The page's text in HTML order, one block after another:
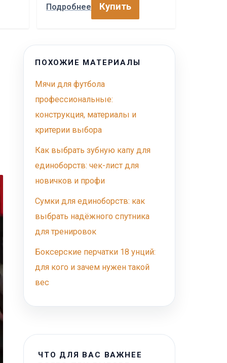
Подробнее Купить
ПОХОЖИЕ МАТЕРИАЛЫ
Мячи для футбола
профессиональные:
конструкция, материалы и
критерии выбора
Как выбрать зубную капу для
единоборств: чек-лист для
новичков и профи
Сумки для единоборств: как
выбрать надёжного спутника
для тренировок
Боксерские перчатки 18 унций:
для кого и зачем нужен такой
вес
ЧТО ДЛЯ ВАС ВАЖНЕЕ